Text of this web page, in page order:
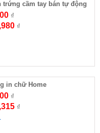
trứng cầm tay bán tự động
₫
₫
in chữ Home
₫
₫